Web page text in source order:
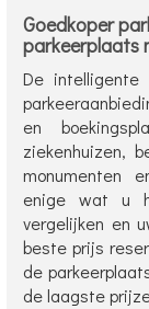
Goedkoper
parkeerplaats
De intelligente
en
ziekenhuizen,
monumenten
enige wat u
vergelijken en
beste prijs
de
de laagste